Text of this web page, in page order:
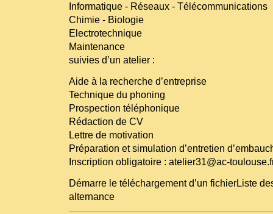
Informatique - Réseaux - Télécommunications
Chimie - Biologie
Electrotechnique
Maintenance
suivies d’un atelier :
Aide à la recherche d’entreprise
Technique du phoning
Prospection téléphonique
Rédaction de CV
Lettre de motivation
Préparation et simulation d’entretien
Inscription obligatoire : atelier31@ac-
Démarre le téléchargement d’un fichierListe
alternance